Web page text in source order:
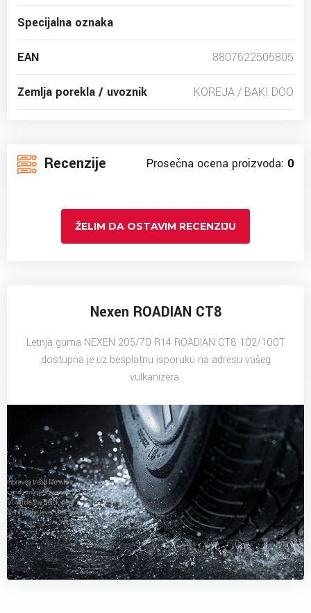
Specijalna oznaka
EAN 8807622505805
Zemlja porekla / uvoznik KOREJA / BAKI DOO
Recenzije Prosečna ocena proizvoda: 0
ŽELIM DA OSTAVIM RECENZIJU
Nexen ROADIAN CT8
Letnja guma NEXEN 205/70 R14 ROADIAN CT8 102/100T
dostupna je uz besplatnu isporuku na adresu vašeg
vulkanizera.